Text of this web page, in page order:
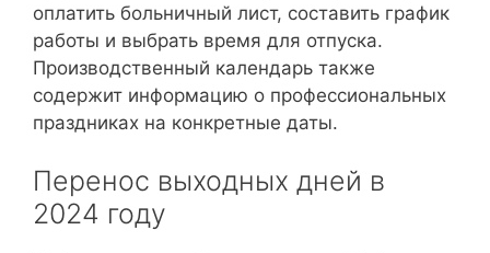
оплатить больничный лист, составить график
работы и выбрать время для отпуска.
Производственный календарь также
содержит информацию о профессиональных
праздниках на конкретные даты.
Перенос выходных дней в
2024 году